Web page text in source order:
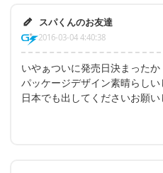
スパくんのお友達
2016-03-04 4:40:38
いやぁついに発売日決まったか
パッケージデザイン素晴らし
日本でも出してくださいお願い